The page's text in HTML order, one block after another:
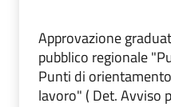
Approvazione
pubblico regionale
Punti di
lavoro" ( Det. Avviso